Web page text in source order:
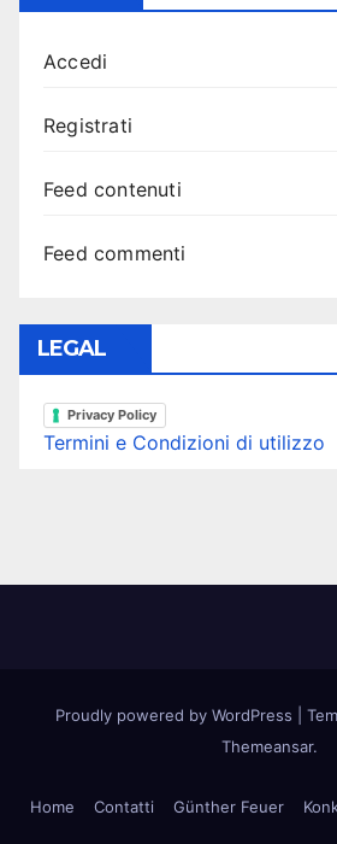
Accedi
Registrati
Feed contenuti
Feed commenti
LEGAL
Privacy Policy
Termini e Condizioni di utilizzo
Proudly powered by WordPress
Themeansar.
Home Contatti Günther Feuer